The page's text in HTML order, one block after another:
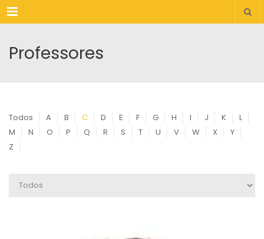
Menu
Professores
Todos A B C D E F G H I J K
L
M
N O P Q R S T U V W X
Y
Z